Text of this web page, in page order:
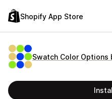
Shopify App Store
Swatch Color Options